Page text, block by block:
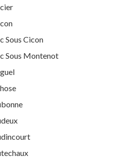
Sous Cicon
Sous Montenot